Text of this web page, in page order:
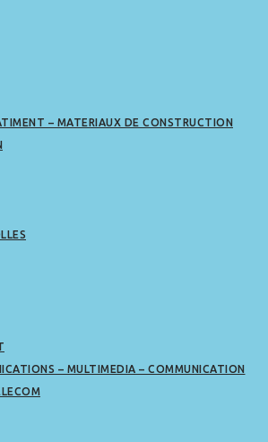
– MATERIAUX DE CONSTRUCTION
– MULTIMEDIA – COMMUNICATION